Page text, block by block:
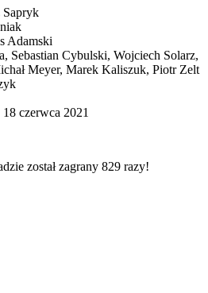
Sapryk
Adamski
Sebastian Cybulski, Wojciech Solarz,
Meyer, Marek Kaliszuk, Piotr Zelt
czerwca 2021
został zagrany 829 razy!